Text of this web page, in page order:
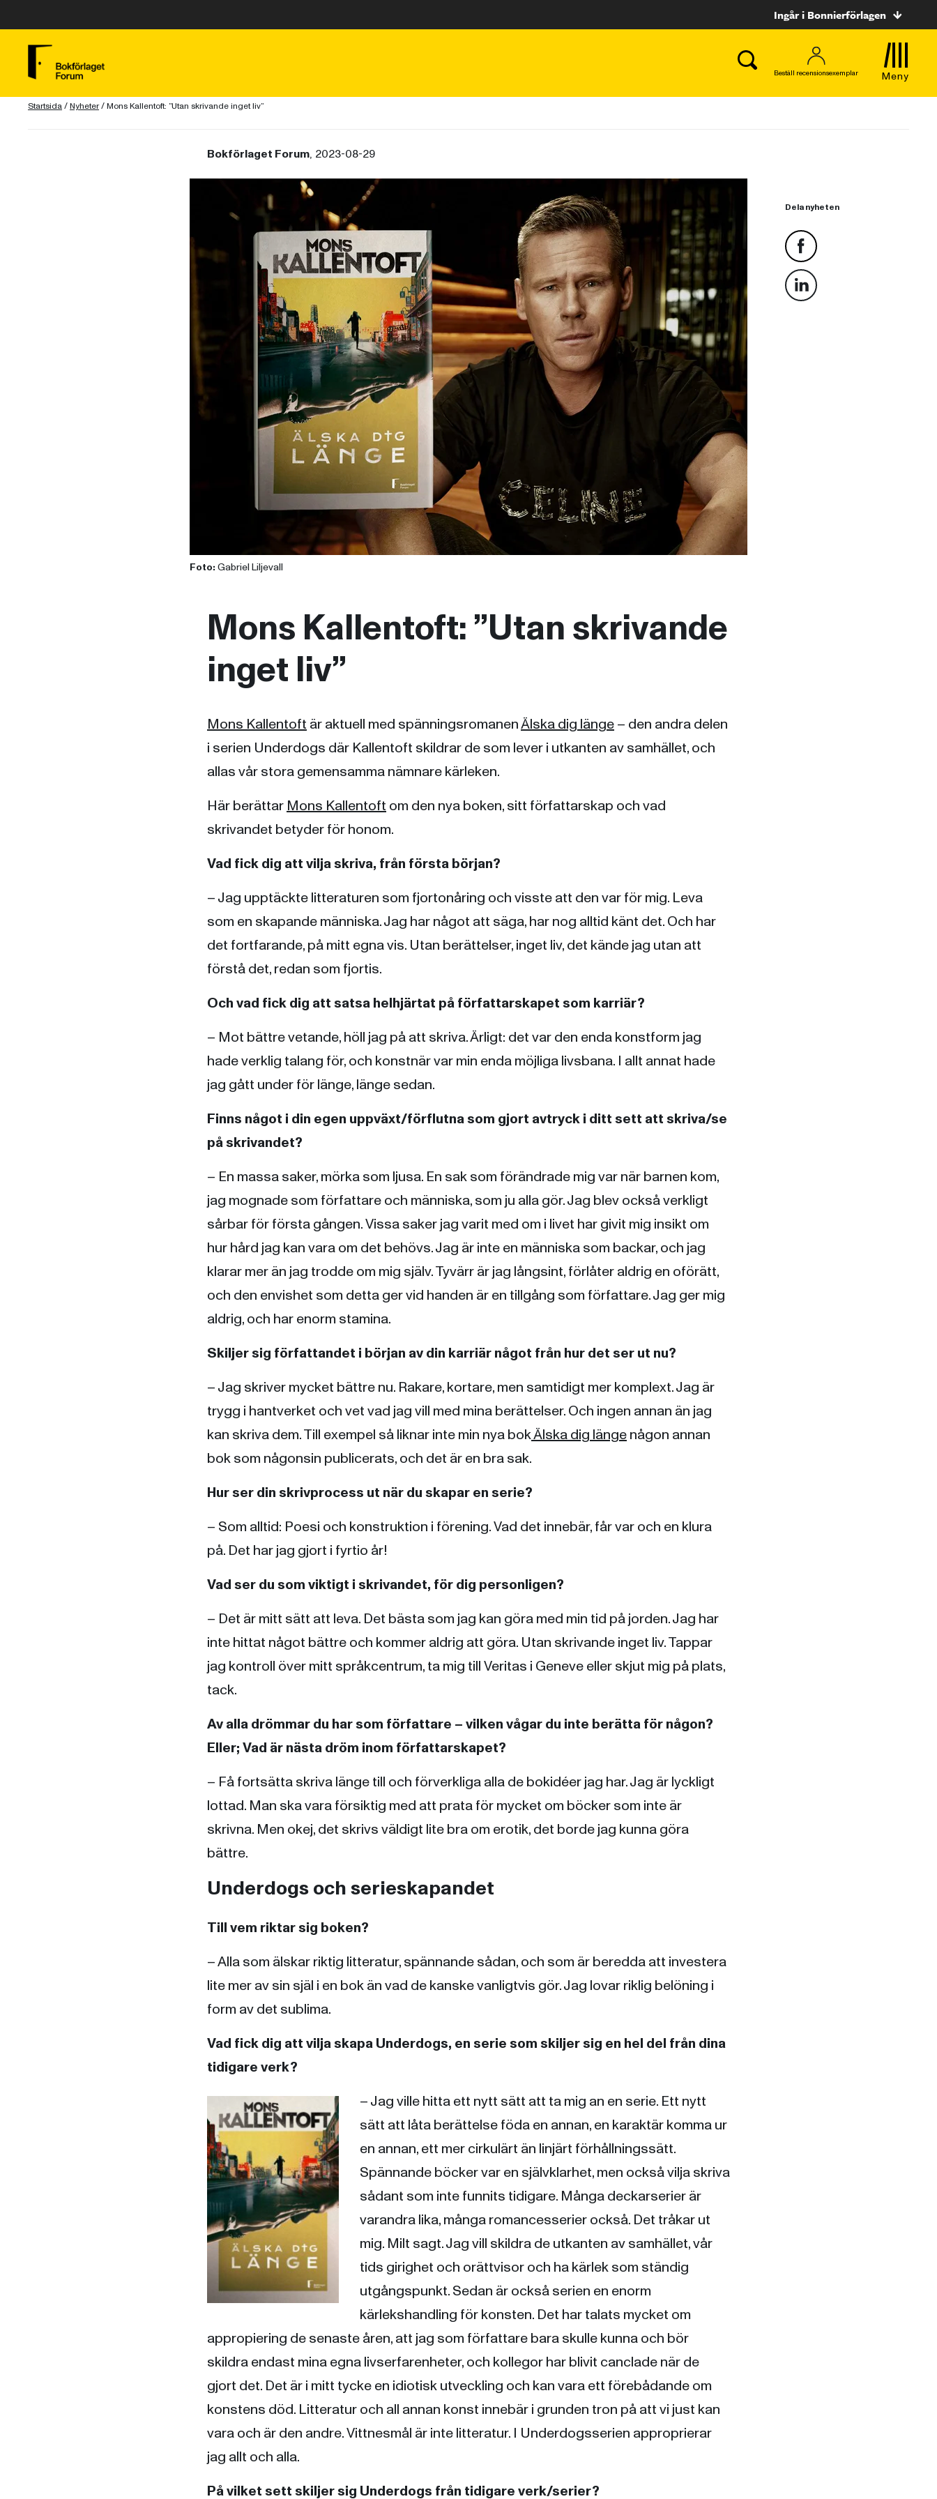
Ingår i Bonnierförlagen
Beställ recensionsexemplar Meny
Startsida/Nyheter/Mons Kallentoft: ”Utan skrivande inget liv”
Bokförlaget Forum, 2023-08-29
Foto: Gabriel Liljevall
Dela nyheten
Mons Kallentoft: ”Utan skrivande
inget liv”
Mons Kallentoftär aktuell med spänningsromanenÄlska dig länge– den andra delen
i serien Underdogs där Kallentoft skildrar de som lever i utkanten av samhället, och
allas vår stora gemensamma nämnare kärleken.
Här berättarMons Kallentoftom den nya boken, sitt författarskap och vad
skrivandet betyder för honom.
Vad fick dig att vilja skriva, från första början?
– Jag upptäckte litteraturen som fjortonåring och visste att den var för mig. Leva
som en skapande människa. Jag har något att säga, har nog alltid känt det. Och har
det fortfarande, på mitt egna vis. Utan berättelser, inget liv, det kände jag utan att
förstå det, redan som fjortis.
Och vad fick dig att satsa helhjärtat på författarskapet som karriär?
– Mot bättre vetande, höll jag på att skriva. Ärligt: det var den enda konstform jag
hade verklig talang för, och konstnär var min enda möjliga livsbana. I allt annat hade
jag gått under för länge, länge sedan.
Finns något i din egen uppväxt/förflutna som gjort avtryck i ditt sett att skriva/se
på skrivandet?
– En massa saker, mörka som ljusa. En sak som förändrade mig var när barnen kom,
jag mognade som författare och människa, som ju alla gör. Jag blev också verkligt
sårbar för första gången. Vissa saker jag varit med om i livet har givit mig insikt om
hur hård jag kan vara om det behövs. Jag är inte en människa som backar, och jag
klarar mer än jag trodde om mig själv. Tyvärr är jag långsint, förlåter aldrig en oförätt,
och den envishet som detta ger vid handen är en tillgång som författare. Jag ger mig
aldrig, och har enorm stamina.
Skiljer sig författandet i början av din karriär något från hur det ser ut nu?
– Jag skriver mycket bättre nu. Rakare, kortare, men samtidigt mer komplext. Jag är
trygg i hantverket och vet vad jag vill med mina berättelser. Och ingen annan än jag
kan skriva dem. Till exempel så liknar inte min nya bokÄlska dig längenågon annan
bok som någonsin publicerats, och det är en bra sak.
Hur ser din skrivprocess ut när du skapar en serie?
– Som alltid: Poesi och konstruktion i förening. Vad det innebär, får var och en klura
på. Det har jag gjort i fyrtio år!
Vad ser du som viktigt i skrivandet, för dig personligen?
– Det är mitt sätt att leva. Det bästa som jag kan göra med min tid på jorden. Jag har
inte hittat något bättre och kommer aldrig att göra. Utan skrivande inget liv. Tappar
jag kontroll över mitt språkcentrum, ta mig till Veritas i Geneve eller skjut mig på plats,
tack.
Av alla drömmar du har som författare – vilken vågar du inte berätta för någon?
Eller; Vad är nästa dröm inom författarskapet?
– Få fortsätta skriva länge till och förverkliga alla de bokidéer jag har. Jag är lyckligt
lottad. Man ska vara försiktig med att prata för mycket om böcker som inte är
skrivna. Men okej, det skrivs väldigt lite bra om erotik, det borde jag kunna göra
bättre.
Underdogs och serieskapandet
Till vem riktar sig boken?
– Alla som älskar riktig litteratur, spännande sådan, och som är beredda att investera
lite mer av sin själ i en bok än vad de kanske vanligtvis gör. Jag lovar riklig belöning i
form av det sublima.
Vad fick dig att vilja skapa Underdogs, en serie som skiljer sig en hel del från dina
tidigare verk?
– Jag ville hitta ett nytt sätt att ta mig an en serie. Ett nytt
sätt att låta berättelse föda en annan, en karaktär komma ur
en annan, ett mer cirkulärt än linjärt förhållningssätt.
Spännande böcker var en självklarhet, men också vilja skriva
sådant som inte funnits tidigare. Många deckarserier är
varandra lika, många romancesserier också. Det tråkar ut
mig. Milt sagt. Jag vill skildra de utkanten av samhället, vår
tids girighet och orättvisor och ha kärlek som ständig
utgångspunkt. Sedan är också serien en enorm
kärlekshandling för konsten. Det har talats mycket om
appropiering de senaste åren, att jag som författare bara skulle kunna och bör
skildra endast mina egna livserfarenheter, och kollegor har blivit canclade när de
gjort det. Det är i mitt tycke en idiotisk utveckling och kan vara ett förebådande om
konstens död. Litteratur och all annan konst innebär i grunden tron på att vi just kan
vara och är den andre. Vittnesmål är inte litteratur. I Underdogsserien approprierar
jag allt och alla.
På vilket sett skiljer sig Underdogs från tidigare verk/serier?